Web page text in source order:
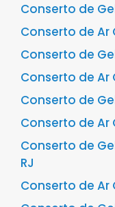
Conserto de
Conserto de
Conserto de
Conserto de Ar
Conserto de
Conserto de
Conserto de
RJ
Conserto de